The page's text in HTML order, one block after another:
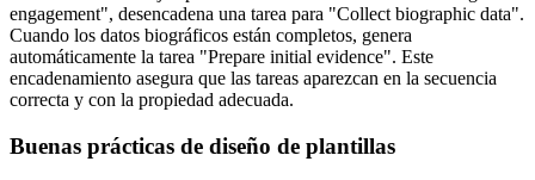
engagement", desencadena una tarea para "Collect biographic data".
Cuando los datos biográficos están completos, genera
automáticamente la tarea "Prepare initial evidence". Este
encadenamiento asegura que las tareas aparezcan en la secuencia
correcta y con la propiedad adecuada.
Buenas prácticas de diseño de plantillas